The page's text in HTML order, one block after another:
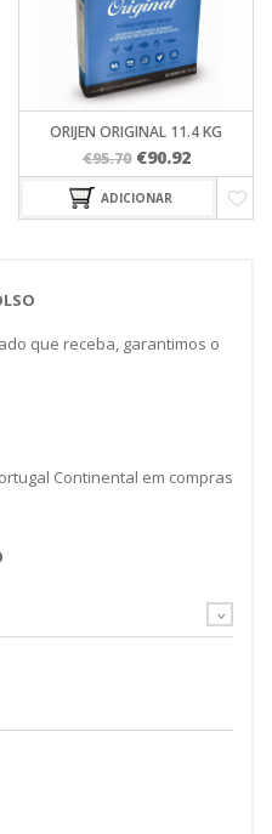
ORIJEN ORIGINAL 11.4 KG
€95.70 O
preço
original
€90.92O
preço
atual
ADICIONAR
que receba, garantimos o
Continental em compras